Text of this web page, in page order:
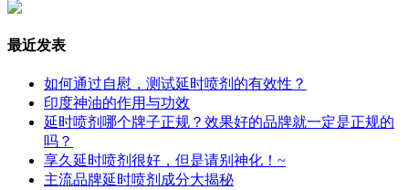
最近发表
如何通过自慰，测试延时喷剂的有效性？
印度神油的作用与功效
延时喷剂哪个牌子正规？效果好的品牌就一定是正规的
吗？
享久延时喷剂很好，但是请别神化！~
主流品牌延时喷剂成分大揭秘